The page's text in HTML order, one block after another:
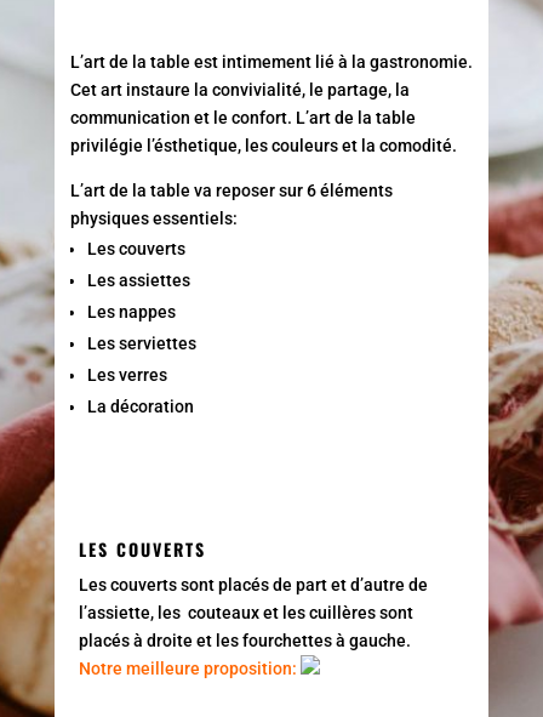
L’art de la table est intimement lié à la gastronomie.
Cet art instaure la convivialité, le partage, la
communication et le confort. L’art de la table
privilégie l’ésthetique, les couleurs et la comodité.
L’art de la table va reposer sur 6 éléments
physiques essentiels:
Les couverts
Les assiettes
Les nappes
Les serviettes
Les verres
La décoration
LES COUVERTS
Les couverts sont placés de part et d’autre de
l’assiette, les couteaux et les cuillères sont
placés à droite et les fourchettes à gauche.
Notre meilleure proposition: